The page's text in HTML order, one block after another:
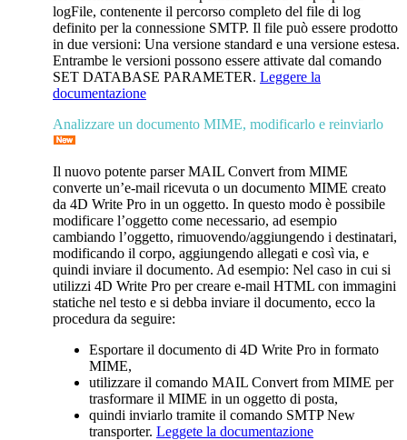
logFile, contenente il percorso completo del file di log
definito per la connessione SMTP. Il file può essere prodotto
in due versioni: Una versione standard e una versione estesa.
Entrambe le versioni possono essere attivate dal comando
SET DATABASE PARAMETER. Leggere la
documentazione
Analizzare un documento MIME, modificarlo e reinviarlo
Il nuovo potente parserMAIL Convert from MIME
converte un’e-mail ricevuta o un documento MIME creato
da 4D Write Pro in un oggetto. In questo modo è possibile
modificare l’oggetto come necessario, ad esempio
cambiando l’oggetto, rimuovendo/aggiungendo i destinatari,
modificando il corpo, aggiungendo allegati e così via, e
quindi inviare il documento. Ad esempio: Nel caso in cui si
utilizzi 4D Write Pro per creare e-mail HTML con immagini
statiche nel testo e si debba inviare il documento, ecco la
procedura da seguire:
Esportare il documento di 4D Write Pro in formato
MIME,
utilizzare il comando MAIL Convert from MIME per
trasformare il MIME in un oggetto di posta,
quindi inviarlo tramite il comando SMTP New
transporter. Leggete la documentazione